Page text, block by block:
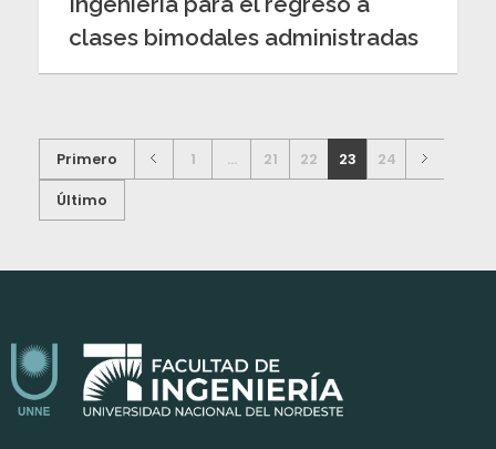
clases bimodales administradas
Primero 1 ... 21 22 23 24
Último